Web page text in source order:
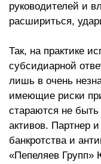
руководителей и
расшириться,
Так, на практике
субсидиарной
лишь в очень
имеющие риски
стараются не
активов. Партнер
банкротства и
«Пепеляев Групп»